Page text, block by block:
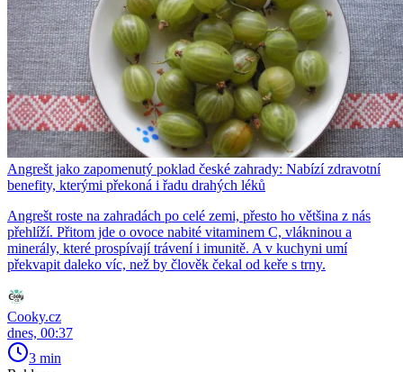
Angrešt jako zapomenutý poklad české zahrady: Nabízí zdravotní
benefity, kterými překoná i řadu drahých léků
Angrešt roste na zahradách po celé zemi, přesto ho většina z nás
přehlíží. Přitom jde o ovoce nabité vitaminem C, vlákninou a
minerály, které prospívají trávení i imunitě. A v kuchyni umí
překvapit daleko víc, než by člověk čekal od keře s trny.
Cooky.cz
dnes, 00:37
3 min